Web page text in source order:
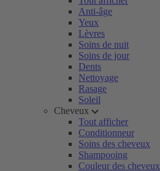
Anti-âge
Yeux
Lèvres
Soins de nuit
Soins de jour
Dents
Nettoyage
Rasage
Soleil
Cheveux
Tout afficher
Conditionneur
Soins des cheveux
Shampooing
Couleur des cheveux